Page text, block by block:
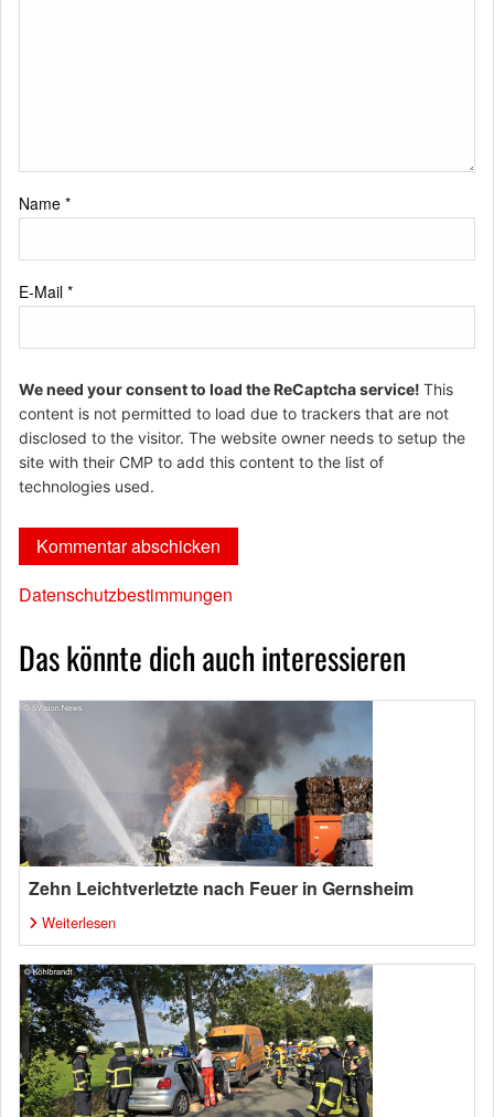
Name *
E-Mail *
We need your consent to load the ReCaptcha service! This
content is not permitted to load due to trackers that are not
disclosed to the visitor. The website owner needs to setup the
site with their CMP to add this content to the list of
technologies used.
Datenschutzbestimmungen
Das könnte dich auch interessieren
Zehn Leichtverletzte nach Feuer in Gernsheim
Weiterlesen